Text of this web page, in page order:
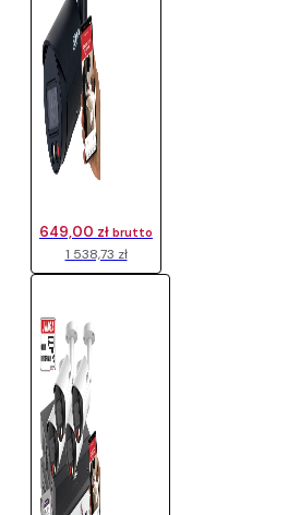
1 538,73 zł
649,00 zł brutto